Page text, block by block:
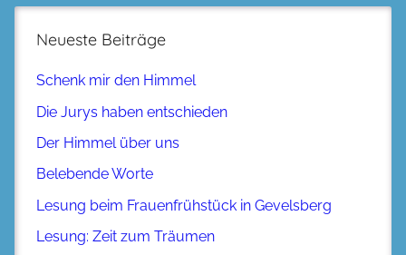
Neueste Beiträge
Schenk mir den Himmel
Die Jurys haben entschieden
Der Himmel über uns
Belebende Worte
Lesung beim Frauenfrühstück in Gevelsberg
Lesung: Zeit zum Träumen